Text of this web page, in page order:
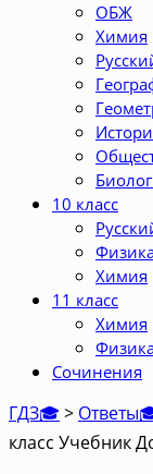
ОБЖ
Химия
10 класс
Химия
11 класс
Химия
Сочинения
ГДЗ🎓>
класс Учебник